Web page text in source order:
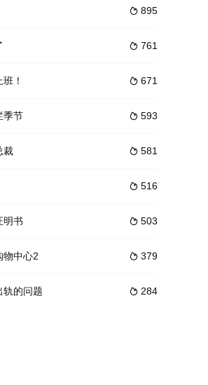
因此，当母亲将
饼，就是为黑社会老大的独生女儿当课外辅导老
》的出品方倾情出品。 度勋是一个沉浸在工作中
 895
 761
 671
！
 593
季节
 581
裁
 516
 503
明书
 379
物中心2
 284
轨的问题